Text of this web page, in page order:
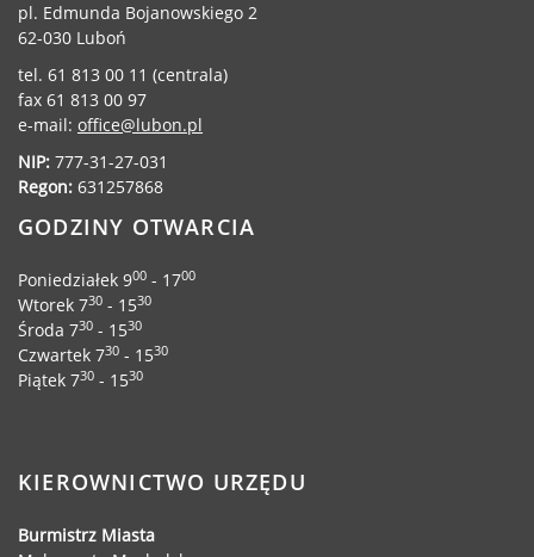
pl. Edmunda Bojanowskiego 2
62-030 Luboń
tel. 61 813 00 11 (centrala)
fax 61 813 00 97
e-mail: office@lubon.pl
NIP: 777-31-27-031
Regon: 631257868
GODZINY OTWARCIA
Poniedziałek 900 - 1700
Wtorek 730 - 1530
Środa 730 - 1530
Czwartek 730 - 1530
Piątek 730 - 1530
KIEROWNICTWO URZĘDU
Burmistrz Miasta